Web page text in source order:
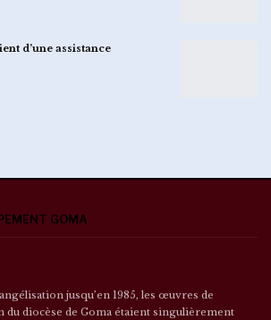
d’une assistance
GOMA
jusqu’en 1985, les œuvres de
du diocèse de Goma étaient singulièrement